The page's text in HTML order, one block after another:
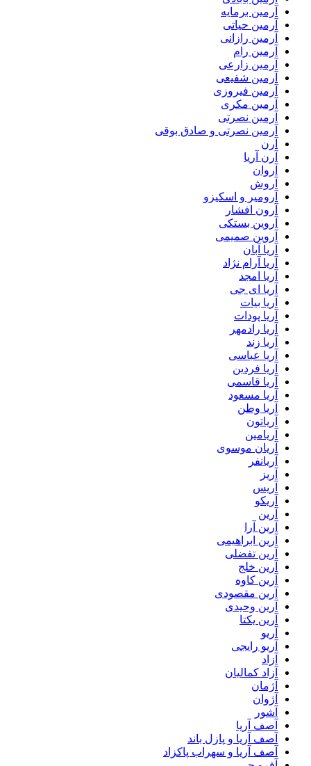
آرمین برمایه
آرمین حیاتی
آرمین رازانی
آرمین رام
آرمین زارعی
آرمین شفیعی
آرمین فیروزی
آرمین مکری
آرمین نصرتی
آرمین نصرتی و صادق بوقی
آرن
آرن آریا
آروان
آروش
آرومیر و اسکیزو
آرون افشار
آروین بستکی
آروین صمیمی
آریا آبان
آریا آرام نژاد
آریا امجد
آریا ای جی
آریا بیات
آریا پودات
آریا رادمهر
آریا زند
آریا عباسی
آریا فردین
آریا قاسمی
آریا مسعود
آریا وطن
آریاتون
آریامین
آریان موسوی
آریانفر
آریز
آریس
آریکو
آرین
آرین آرا
آرین ابراهیمی
آرین تفضلی
آرین خلج
آرین کاوه
آرین مقصودی
آرین وحیدی
آرین یکتا
آریو
آریو رایجی
آزاد
آزاد کمالیان
آژمان
آژوان
آشور
آصف آریا
آصف آریا و پازل باند
آصف آریا و سهراب پاکزاد